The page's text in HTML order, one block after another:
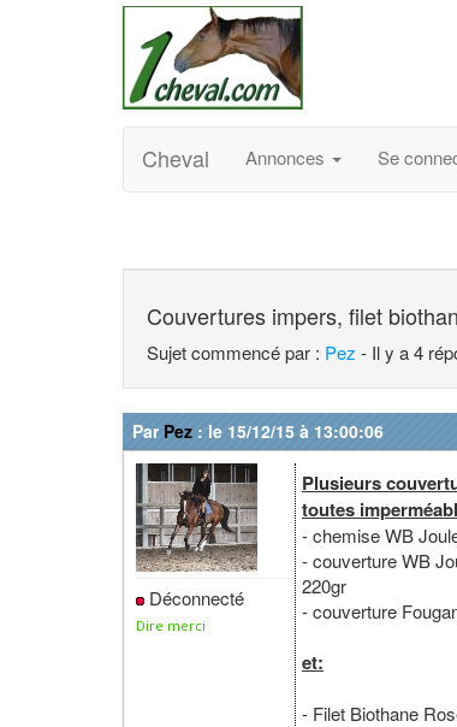
Cheval Annonces Se
Couvertures impers, filet
Sujet commencé par : Pez - Il y a 4
Par Pez : le 15/12/15 à 13:00:06
Déconnecté
Dire merci
Plusieurs
toutes
- chemise WB
- couverture WB
220gr
- couverture
et:
- Filet Biothane